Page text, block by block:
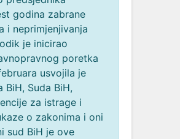
godina zabrane
i neprimjenjivanja
je inicirao
poretka
usvojila je
Suda BiH,
za istrage i
o zakonima i oni
sud BiH je ove